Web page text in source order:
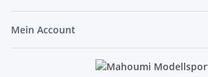
Mein Account